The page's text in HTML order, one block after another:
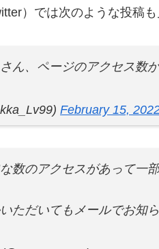
）では次のような投稿
ん、ページのアクセス数
February 15,
数のアクセスがあって一
ただいてもメールでお知